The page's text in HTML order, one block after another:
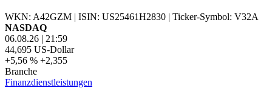
WKN: A42GZM | ISIN: US25461H2830 | Ticker-Symbol: V32A
NASDAQ
06.08.26 | 21:59
44,695 US-Dollar
+5,56 % +2,355
Branche
Finanzdienstleistungen